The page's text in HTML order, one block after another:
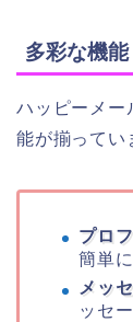
多彩な機能
ハッピーメー
能が揃ってい
プロ
簡単
メッ
ッセ